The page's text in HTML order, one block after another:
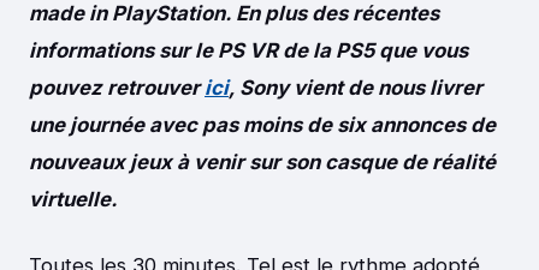
made in PlayStation. En plus des récentes
informations sur le PS VR de la PS5 que vous
pouvez retrouverici, Sony vient de nous livrer
une journée avec pas moins de six annonces de
nouveaux jeux à venir sur son casque de réalité
virtuelle.
Toutes les 30 minutes. Tel est le rythme adopté